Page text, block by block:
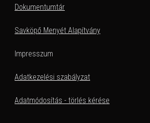
Dokumentumtár
Savköpő Menyét Alapítvány
Impresszum
Adatkezelési szabályzat
Adatmódosítás - törlés kérése